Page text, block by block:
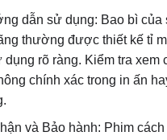
dẫn sử dụng: Bao bì của
thường được thiết kế tỉ
rõ ràng. Kiểm tra xem
chính xác trong in ấn
và Bảo hành: Phim cách